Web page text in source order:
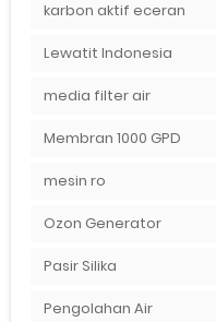
karbon aktif eceran
Lewatit Indonesia
media filter air
Membran 1000 GPD
mesin ro
Ozon Generator
Pasir Silika
Pengolahan Air